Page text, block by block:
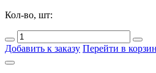
Кол-во, шт:
Добавить к заказу Перейти в